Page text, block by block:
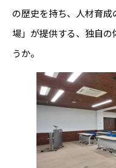
の歴史を持ち、人材育
場」が提供する、独自
うか。